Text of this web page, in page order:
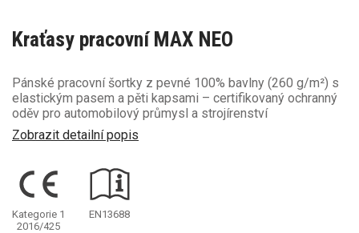
Kraťasy pracovní MAX NEO
Pánské pracovní šortky z pevné 100% bavlny (260 g/m²) s
elastickým pasem a pěti kapsami – certifikovaný ochranný
oděv pro automobilový průmysl a strojírenství
Zobrazit detailní popis
Kategorie 1
2016/425
EN13688